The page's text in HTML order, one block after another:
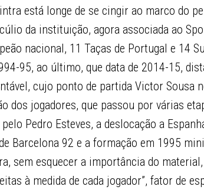
está longe de se cingir ao marco do
da instituição, agora associada ao
nacional, 11 Taças de Portugal e 14
95, ao último, que data de 2014-15,
cujo ponto de partida Victor Sousa
dos jogadores, que passou por várias
Pedro Esteves, a deslocação a
Barcelona 92 e a formação em 1995
sem esquecer a importância do
à medida de cada jogador”, fator de